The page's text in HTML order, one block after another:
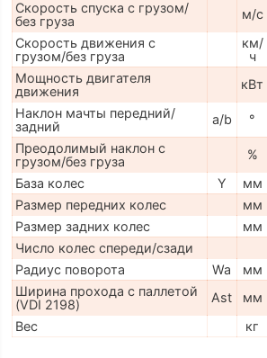
Скорость спуска с грузом/
без груза
м/с
Скорость движения с
грузом/без груза
км/
ч
Мощность двигателя
движения
кВт
Наклон мачты передний/
задний
a/b °
Преодолимый наклон с
грузом/без груза
%
База колес
Y мм
Размер передних колес
мм
Размер задних колес
мм
Число колес спереди/сзади
Радиус поворота
Wa мм
Ширина прохода с паллетой
(VDI 2198)
Ast мм
Вес
кг